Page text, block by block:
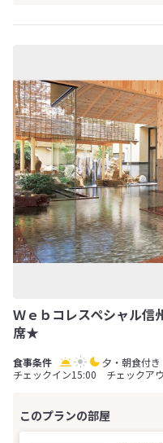
Ｗｅｂコレスペシャル
席★
夕・朝食付き
チェックイン15:00 チェックア